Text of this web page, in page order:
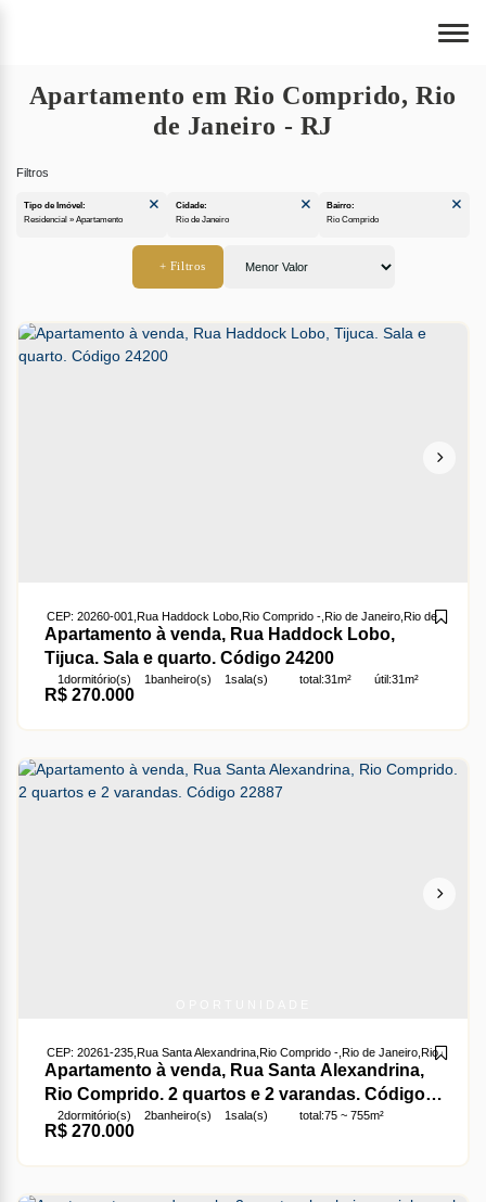
Apartamento em Rio Comprido, Rio
de Janeiro - RJ
Residencial » Apartamento
Rio de Janeiro
Apartamento à venda, Rua Haddock Lobo,
Tijuca. Sala e quarto. Código 24200
R$270.000
CEP: 20260-001 Rua Haddock Lobo, Rio Comprido , Rio de Janeiro, Rio de Janeiro
1dormitório(s) 1banheiro(s) 1sala(s) total:31m² útil:31m²
Apartamento à venda, Rua Santa Alexandrina,
Rio Comprido. 2 quartos e 2 varandas. Código
22887
R$270.000
CEP: 20261-235, Rua Santa Alexandrina, Rio Comprido , Rio de Janeiro, Rio de
2dormitório(s) 2banheiro(s) 1sala(s) total:75 ~ 755m²
útil:75m²